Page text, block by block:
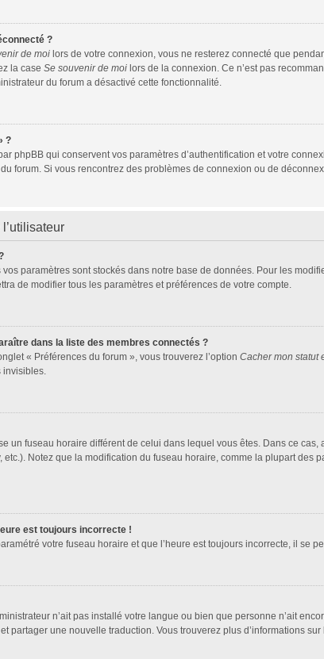
?
de moi lors de votre connexion, vous ne resterez connecté que
la case Se souvenir de moi lors de la connexion. Ce n’est pas
du forum a désactivé cette fonctionnalité.
?
phpBB qui conservent vos paramètres d’authentification et votre
forum. Si vous rencontrez des problèmes de connexion ou de
paramètres sont stockés dans notre base de données. Pour les
de modifier tous les paramètres et préférences de votre compte.
dans la liste des membres connectés ?
« Préférences du forum », vous trouverez l’option Cacher mon statut
un fuseau horaire différent de celui dans lequel vous êtes. Dans ce cas,
Notez que la modification du fuseau horaire, comme la plupart des
est toujours incorrecte !
votre fuseau horaire et que l’heure est toujours incorrecte, il se
n’ait pas installé votre langue ou bien que personne n’ait
partager une nouvelle traduction. Vous trouverez plus d’informations